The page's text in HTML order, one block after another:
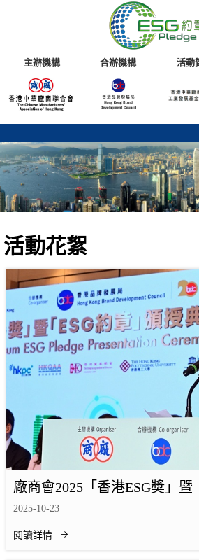
主辦機構 合辦機構 活動
活動花絮
廠商會2025「香港ESG奬」暨
授典禮 圓滿舉行
2025-10-23
閱讀詳情